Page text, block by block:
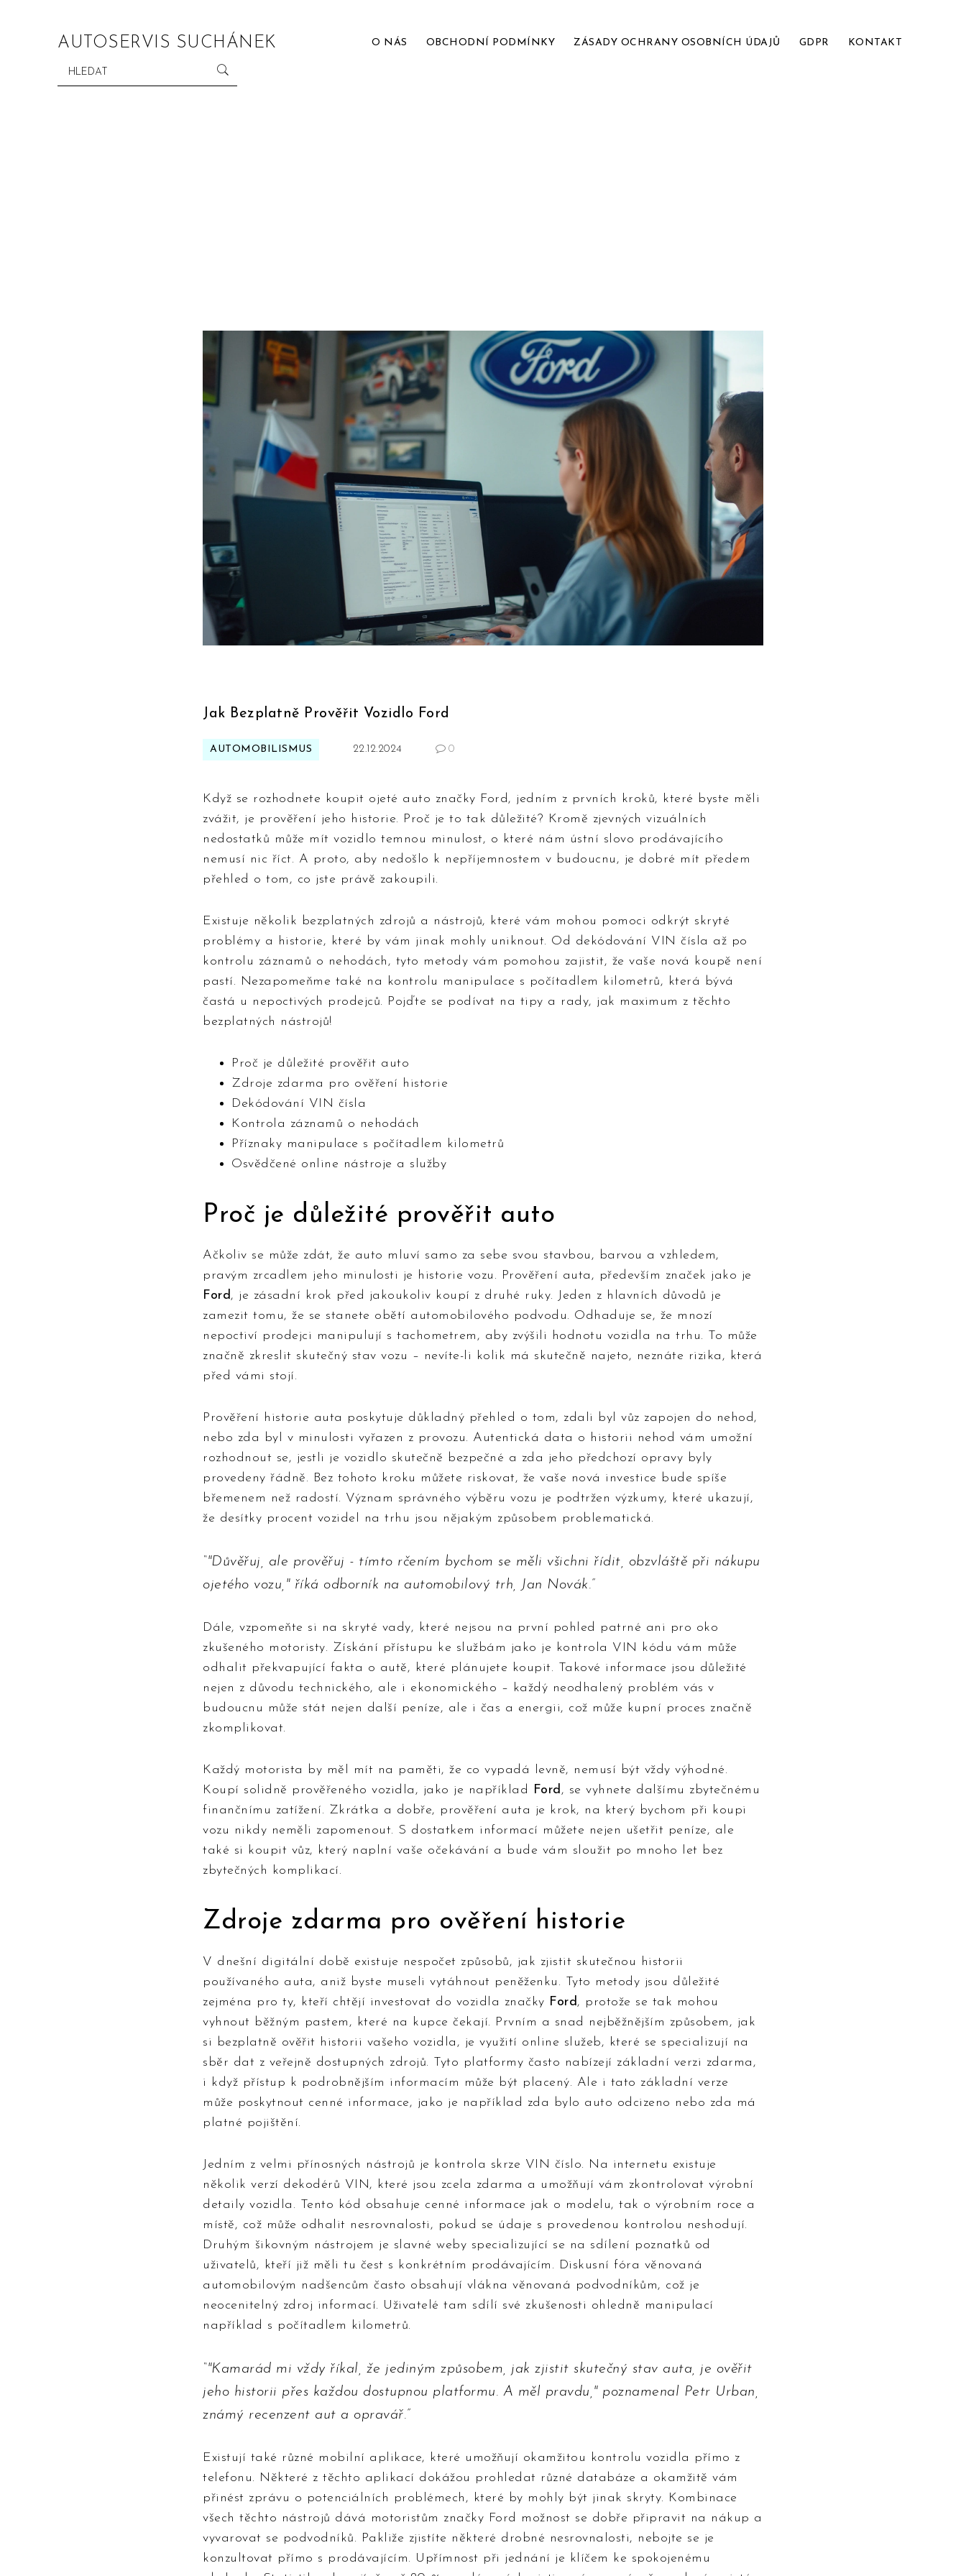
AUTOSERVIS SUCHÁNEK O NÁS OBCHODNÍ PODMÍNKY ZÁSADY OCHRANY OSOBNÍCH ÚDAJŮ GDPR KONTAKT
Jak Bezplatně Prověřit Vozidlo Ford
AUTOMOBILISMUS 22.12.2024 0
Když se rozhodnete koupit ojeté auto značky Ford, jedním z prvních kroků, které byste měli
zvážit, je prověření jeho historie. Proč je to tak důležité? Kromě zjevných vizuálních
nedostatků může mít vozidlo temnou minulost, o které nám ústní slovo prodávajícího
nemusí nic říct. A proto, aby nedošlo k nepříjemnostem v budoucnu, je dobré mít předem
přehled o tom, co jste právě zakoupili.
Existuje několik bezplatných zdrojů a nástrojů, které vám mohou pomoci odkrýt skryté
problémy a historie, které by vám jinak mohly uniknout. Od dekódování VIN čísla až po
kontrolu záznamů o nehodách, tyto metody vám pomohou zajistit, že vaše nová koupě není
pastí. Nezapomeňme také na kontrolu manipulace s počítadlem kilometrů, která bývá
častá u nepoctivých prodejců. Pojďte se podívat na tipy a rady, jak maximum z těchto
bezplatných nástrojů!
Proč je důležité prověřit auto
Zdroje zdarma pro ověření historie
Dekódování VIN čísla
Kontrola záznamů o nehodách
Příznaky manipulace s počítadlem kilometrů
Osvědčené online nástroje a služby
Proč je důležité prověřit auto
Ačkoliv se může zdát, že auto mluví samo za sebe svou stavbou, barvou a vzhledem,
pravým zrcadlem jeho minulosti je historie vozu. Prověření auta, především značek jako je
Ford, je zásadní krok před jakoukoliv koupí z druhé ruky. Jeden z hlavních důvodů je
zamezit tomu, že se stanete obětí automobilového podvodu. Odhaduje se, že mnozí
nepoctiví prodejci manipulují s tachometrem, aby zvýšili hodnotu vozidla na trhu. To může
značně zkreslit skutečný stav vozu – nevíte-li kolik má skutečně najeto, neznáte rizika, která
před vámi stojí.
Prověření historie auta poskytuje důkladný přehled o tom, zdali byl vůz zapojen do nehod,
nebo zda byl v minulosti vyřazen z provozu. Autentická data o historii nehod vám umožní
rozhodnout se, jestli je vozidlo skutečně bezpečné a zda jeho předchozí opravy byly
provedeny řádně. Bez tohoto kroku můžete riskovat, že vaše nová investice bude spíše
břemenem než radostí. Význam správného výběru vozu je podtržen výzkumy, které ukazují,
že desítky procent vozidel na trhu jsou nějakým způsobem problematická.
"Důvěřuj, ale prověřuj - tímto rčením bychom se měli všichni řídit, obzvláště při nákupu
ojetého vozu," říká odborník na automobilový trh, Jan Novák.
Dále, vzpomeňte si na skryté vady, které nejsou na první pohled patrné ani pro oko
zkušeného motoristy. Získání přístupu ke službám jako je kontrola VIN kódu vám může
odhalit překvapující fakta o autě, které plánujete koupit. Takové informace jsou důležité
nejen z důvodu technického, ale i ekonomického – každý neodhalený problém vás v
budoucnu může stát nejen další peníze, ale i čas a energii, což může kupní proces značně
zkomplikovat.
Každý motorista by měl mít na paměti, že co vypadá levně, nemusí být vždy výhodné.
Koupí solidně prověřeného vozidla, jako je například Ford, se vyhnete dalšímu zbytečnému
finančnímu zatížení. Zkrátka a dobře, prověření auta je krok, na který bychom při koupi
vozu nikdy neměli zapomenout. S dostatkem informací můžete nejen ušetřit peníze, ale
také si koupit vůz, který naplní vaše očekávání a bude vám sloužit po mnoho let bez
zbytečných komplikací.
Zdroje zdarma pro ověření historie
V dnešní digitální době existuje nespočet způsobů, jak zjistit skutečnou historii
používaného auta, aniž byste museli vytáhnout peněženku. Tyto metody jsou důležité
zejména pro ty, kteří chtějí investovat do vozidla značky Ford, protože se tak mohou
vyhnout běžným pastem, které na kupce čekají. Prvním a snad nejběžnějším způsobem, jak
si bezplatně ověřit historii vašeho vozidla, je využití online služeb, které se specializují na
sběr dat z veřejně dostupných zdrojů. Tyto platformy často nabízejí základní verzi zdarma,
i když přístup k podrobnějším informacím může být placený. Ale i tato základní verze
může poskytnout cenné informace, jako je například zda bylo auto odcizeno nebo zda má
platné pojištění.
Jedním z velmi přínosných nástrojů je kontrola skrze VIN číslo. Na internetu existuje
několik verzí dekodérů VIN, které jsou zcela zdarma a umožňují vám zkontrolovat výrobní
detaily vozidla. Tento kód obsahuje cenné informace jak o modelu, tak o výrobním roce a
místě, což může odhalit nesrovnalosti, pokud se údaje s provedenou kontrolou neshodují.
Druhým šikovným nástrojem je slavné weby specializující se na sdílení poznatků od
uživatelů, kteří již měli tu čest s konkrétním prodávajícím. Diskusní fóra věnovaná
automobilovým nadšencům často obsahují vlákna věnovaná podvodníkům, což je
neocenitelný zdroj informací. Uživatelé tam sdílí své zkušenosti ohledně manipulací
například s počítadlem kilometrů.
"Kamarád mi vždy říkal, že jediným způsobem, jak zjistit skutečný stav auta, je ověřit
jeho historii přes každou dostupnou platformu. A měl pravdu," poznamenal Petr Urban,
známý recenzent aut a opravář.
Existují také různé mobilní aplikace, které umožňují okamžitou kontrolu vozidla přímo z
telefonu. Některé z těchto aplikací dokážou prohledat různé databáze a okamžitě vám
přinést zprávu o potenciálních problémech, které by mohly být jinak skryty. Kombinace
všech těchto nástrojů dává motoristům značky Ford možnost se dobře připravit na nákup a
vyvarovat se podvodníků. Pakliže zjistíte některé drobné nesrovnalosti, nebojte se je
konzultovat přímo s prodávajícím. Upřímnost při jednání je klíčem ke spokojenému